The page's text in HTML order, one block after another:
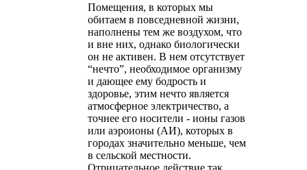
Помещения, в которых мы
обитаем в повседневной жизни,
наполнены тем же воздухом, что
и вне них, однако биологически
он не активен. В нем отсутствует
“нечто”, необходимое организму
и дающее ему бодрость и
здоровье, этим нечто является
атмосферное электричество, а
точнее его носители - ионы газов
или аэроионы (АИ), которых в
городах значительно меньше, чем
в сельской местности.
Отрицательное действие так